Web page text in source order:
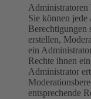
Administratoren
Sie können
Berechtigungen
erstellen,
ein
Rechte ihnen
Administrator
entsprechende